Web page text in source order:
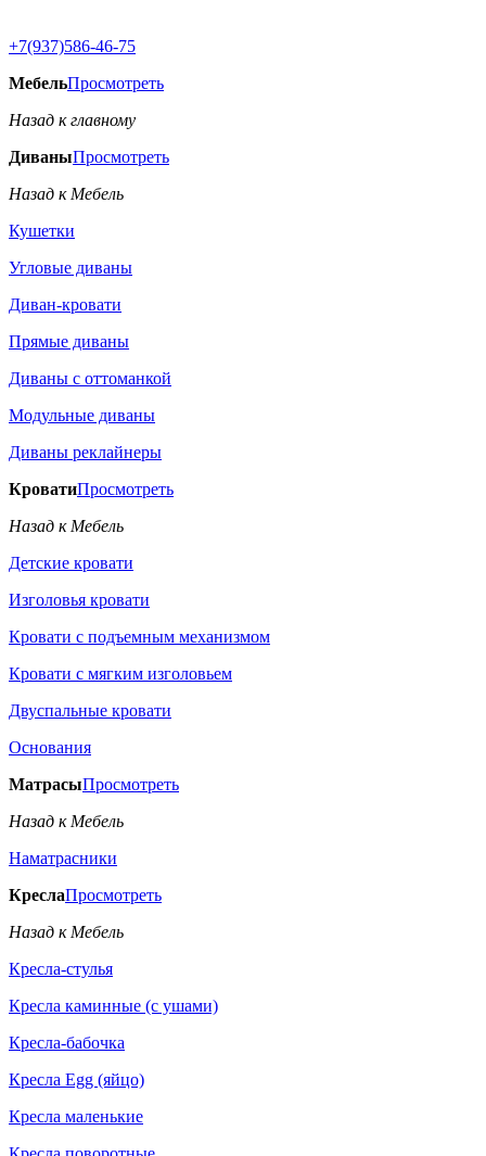
+7(937)586-46-75
МебельПросмотреть
Назад к главному
ДиваныПросмотреть
Назад к Мебель
Кушетки
Угловые диваны
Диван-кровати
Прямые диваны
Диваны с оттоманкой
Модульные диваны
Диваны реклайнеры
КроватиПросмотреть
Назад к Мебель
Детские кровати
Изголовья кровати
Кровати с подъемным механизмом
Кровати с мягким изголовьем
Двуспальные кровати
Основания
МатрасыПросмотреть
Назад к Мебель
Наматрасники
КреслаПросмотреть
Назад к Мебель
Кресла-стулья
Кресла каминные (с ушами)
Кресла-бабочка
Кресла Egg (яйцо)
Кресла маленькие